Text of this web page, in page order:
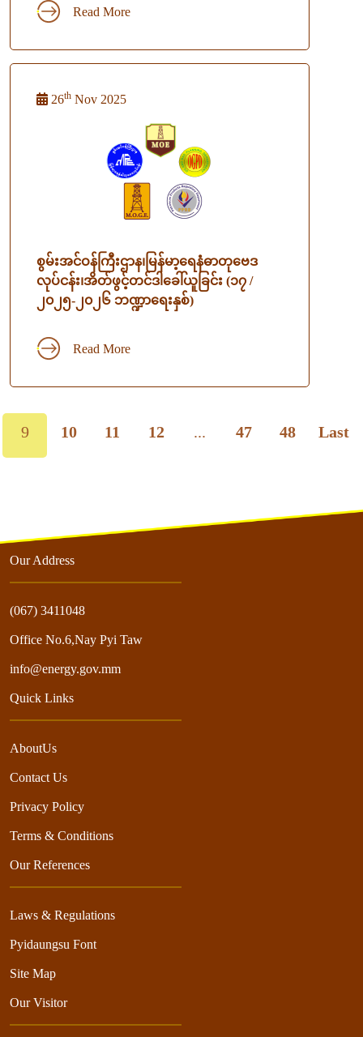
Read More
26th Nov 2025
စွမ်းအင်ဝန်ကြီးဌာန၊မြန်မာ့ရေနံဓာတုဗေဒ
လုပ်ငန်း၊အိတ်ဖွင့်တင်ဒါခေါ်ယူခြင်း (၁၇ /
၂၀၂၅-၂၀၂၆ ဘဏ္ဍာရေးနှစ်)
Read More
9 10 11 12 ... 47 48 Last
Our Address
(067) 3411048
Office No.6,Nay Pyi Taw
info@energy.gov.mm
Quick Links
AboutUs
Contact Us
Privacy Policy
Terms & Conditions
Our References
Laws & Regulations
Pyidaungsu Font
Site Map
Our Visitor